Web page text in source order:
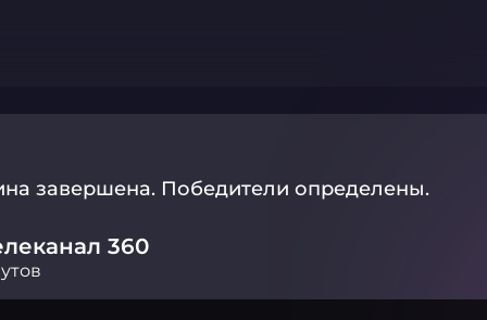
завершена. Победители определены.
360